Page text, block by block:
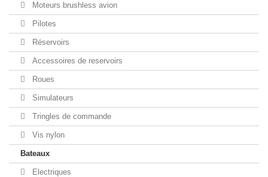
Moteurs brushless avion
Pilotes
Réservoirs
Accessoires de reservoirs
Roues
Simulateurs
Tringles de commande
Vis nylon
Bateaux
Electriques